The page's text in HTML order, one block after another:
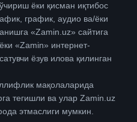
ёки қисман иқтибос
график, аудио ва/ёки
«Zamin.uz» сайтига
«Zamin» интернет-
ёзув илова қилинган
мақолаларида
тегишли ва улар Zamin.uz
этмаслиги мумкин.